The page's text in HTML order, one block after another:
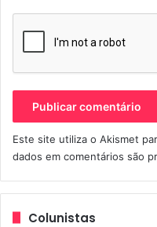
Espaço Da
espaço
Mulheres
Este site utiliza o Akismet
dados em comentários são
Colunistas